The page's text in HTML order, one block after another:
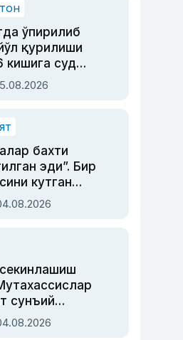
ўпирилиб
қурилиши
кишига суд
бахти
эди”. Бир
кутган
дубльяж
тўла ҳаёти
сунъий
бошқара